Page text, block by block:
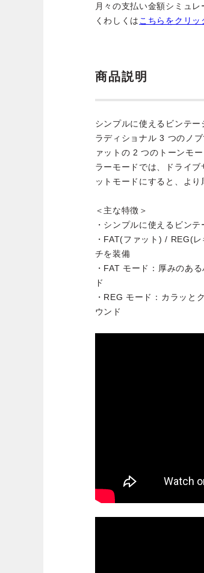
月々の支払い金額シミュレ
くわしくは こちらをクリッ
商品説明
シンプルに使えるビンテ
ラディショナル 3 つのノ
ァットの 2 つのトーンモ
ラーモードでは、ドライ
ットモードにすると、よ
＜主な特徴＞
・シンプルに使えるビン
・FAT(ファット) / REG(
チを装備
・FAT モード：厚みのあ
ド
・REG モード：カラッと
ウンド